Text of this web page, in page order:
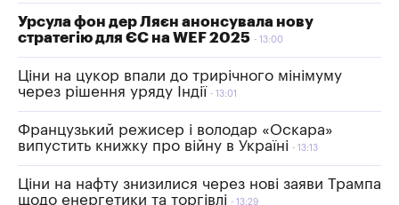
Урсула фон дер Ляєн анонсувала нову
стратегію для ЄС на WEF 2025
13:00
Ціни на цукор впали до трирічного мінімуму
через рішення уряду Індії
13:01
Французький режисер і володар «Оскара»
випустить книжку про війну в Україні
13:13
Ціни на нафту знизилися через нові заяви Трампа
щодо енергетики та торгівлі
13:29